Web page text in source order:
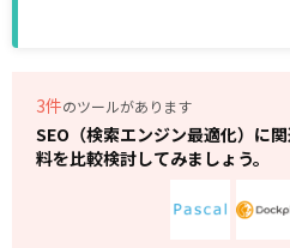
3件のツールがあります
SEO（検索エンジン最適化）に
料を比較検討してみましょう。